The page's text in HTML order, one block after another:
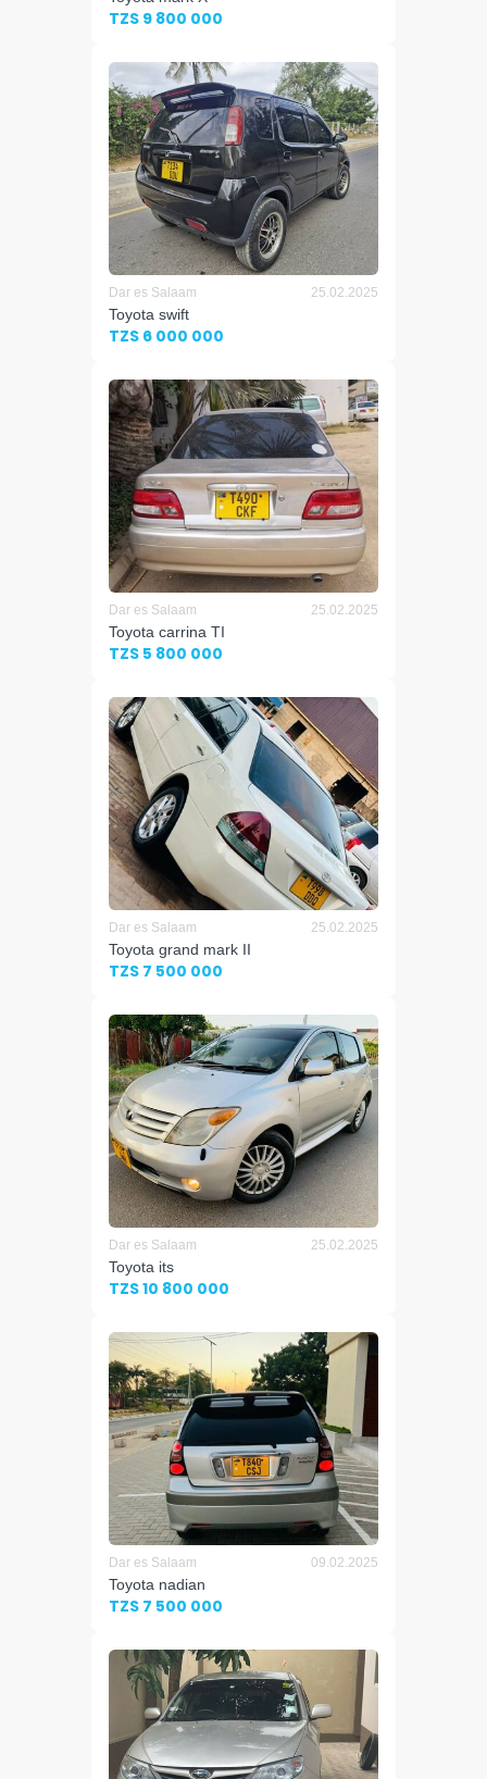
TZS 9 800 000
Dar es Salaam 25.02.2025
Toyota swift
TZS 6 000 000
Dar es Salaam 25.02.2025
Toyota carrina TI
TZS 5 800 000
Dar es Salaam 25.02.2025
Toyota grand mark II
TZS 7 500 000
Dar es Salaam 25.02.2025
Toyota its
TZS 10 800 000
Dar es Salaam 09.02.2025
Toyota nadian
TZS 7 500 000